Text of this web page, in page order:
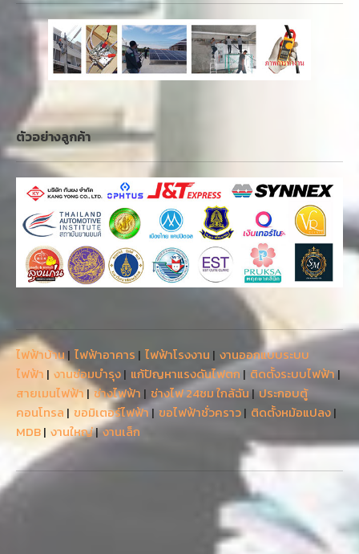
ตัวอย่างลูกค้า
ไฟฟ้าบ้าน| ไฟฟ้าอาคาร | ไฟฟ้าโรงงาน | งานออกแบบระบบ
ไฟฟ้า | งานซ่อมบำรุง| แก้ปัญหาแรงดันไฟตก | ติดตั้งระบบไฟฟ้า|
สายเมนไฟฟ้า|ช่างไฟฟ้า | ช่างไฟ 24ชม ใกล้ฉัน|ประกอบตู้
คอนโทรล | ขอมิเตอร์ไฟฟ้า | ขอไฟฟ้าชั่วคราว| ติดตั้งหม้อแปลง|
MDB| งานใหญ่|งานเล็ก